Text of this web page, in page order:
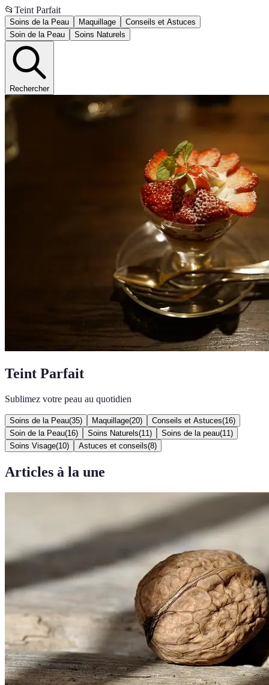
📂 Teint Parfait
Soins de la Peau Maquillage
Conseils et Astuces
Soin de la Peau
Soins Naturels
Rechercher
Teint Parfait
Sublimez votre peau au quotidien
Soins de la Peau(35) Maquillage(20) Conseils et Astuces(16)
Soin de la Peau(16) Soins Naturels(11 ) Soins de la peau(11 )
Soins Visage(10) Astuces et conseils(8)
Articles à la une